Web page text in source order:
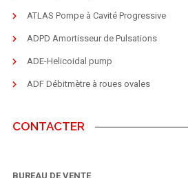
ATLAS Pompe à Cavité Progressive
ADPD Amortisseur de Pulsations
ADE-Helicoidal pump
ADF Débitmètre à roues ovales
CONTACTER
BUREAU DE VENTE